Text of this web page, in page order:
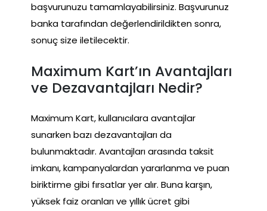
başvurunuzu tamamlayabilirsiniz. Başvurunuz
banka tarafından değerlendirildikten sonra,
sonuç size iletilecektir.
Maximum Kart’ın Avantajları
ve Dezavantajları Nedir?
Maximum Kart, kullanıcılara avantajlar
sunarken bazı dezavantajları da
bulunmaktadır. Avantajları arasında taksit
imkanı, kampanyalardan yararlanma ve puan
biriktirme gibi fırsatlar yer alır. Buna karşın,
yüksek faiz oranları ve yıllık ücret gibi